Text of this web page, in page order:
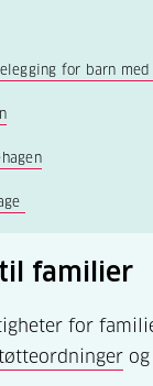
for barn med
familier
for
og